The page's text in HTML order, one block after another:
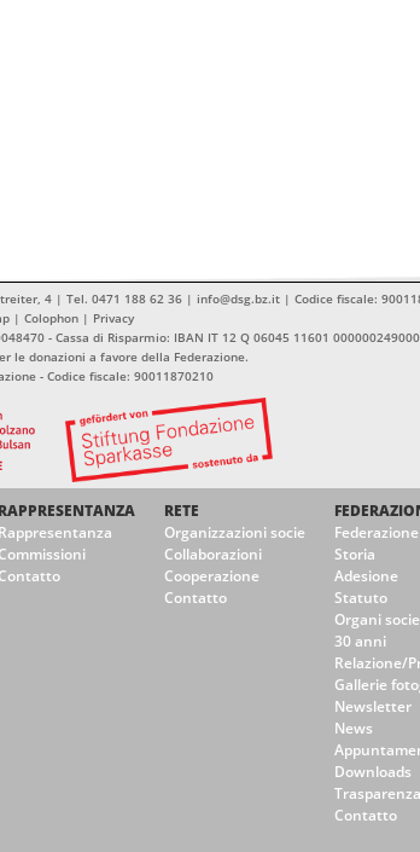
4 | Tel. 0471 188 62 36 | info@dsg.bz.it | Codice fiscale:
| Colophon | Privacy
- Cassa di Risparmio: IBAN IT 12 Q 06045 11601 000000249000
le donazioni a favore della Federazione.
- Codice fiscale: 90011870210
RAPPRESENTANZA
Rappresentanza
Commissioni
Contatto
RETE
Organizzazioni socie
Collaborazioni
Cooperazione
Contatto
Federazione
Storia
Adesione
Statuto
Organi
30 anni
Relazione/
Gallerie
Newsletter
News
Downloads
Trasparenza
Contatto